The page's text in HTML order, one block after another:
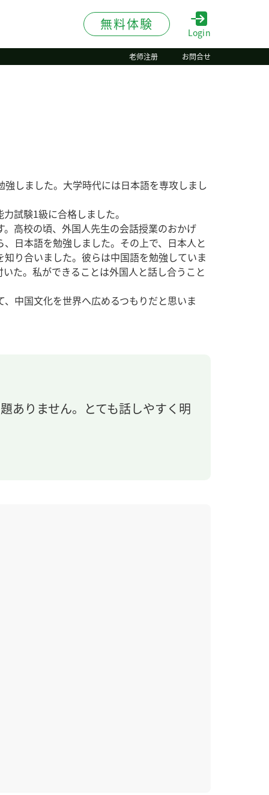
無料体験
Login
老师注册 お問合せ
しました。大学時代には日本語を専攻しまし
試験1級に合格しました。
高校の頃、外国人先生の会話授業のおかげ
日本語を勉強しました。その上で、日本人と
り合いました。彼らは中国語を勉強していま
た。私ができることは外国人と話し合うこと
中国文化を世界へ広めるつもりだと思いま
ありません。とても話しやすく明